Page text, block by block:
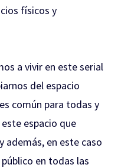
físicos y
a vivir en este serial
del espacio
común para todas y
espacio que
además, en este caso
en todas las